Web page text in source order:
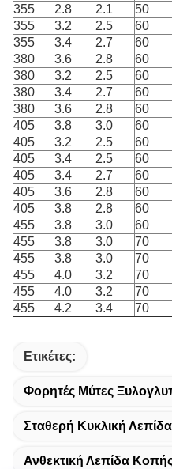
355
2.8 2.1 50
355
3.2 2.5 60
355
3.4 2.7 60
380
3.6 2.8 60
380
3.2 2.5 60
380
3.4 2.7 60
380
3.6 2.8 60
405
3.8 3.0 60
405
3.2 2.5 60
405
3.4 2.5 60
405
3.4 2.7 60
405
3.6 2.8 60
405
3.8 2.8 60
455
3.8 3.0 60
455
3.8 3.0 70
455
3.8 3.0 70
455
4.0 3.2 70
455
4.0 3.2 70
455
4.2 3.4 70
Ετικέτες:
Φορητές Μύτες
Σταθερή Κυκλική
Ανθεκτική Λεπίδα